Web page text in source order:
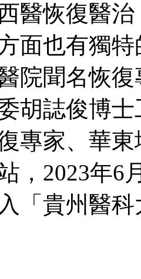
醫恢復醫
面也有獨
院聞名恢
胡誌俊博
專家、華
，2023年6
「貴州醫